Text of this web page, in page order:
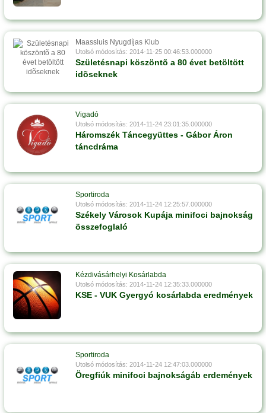
Maassluis Nyugdíjas Klub
Utolsó módosítás: 2014-11-25 00:46:53.000000
Születésnapi köszöntõ a 80 évet betöltött
idõseknek
Vigadó
Utolsó módosítás: 2014-11-24 23:01:35.000000
Háromszék Táncegyüttes - Gábor Áron
táncdráma
Sportiroda
Utolsó módosítás: 2014-11-24 12:25:57.000000
Székely Városok Kupája minifoci bajnokság
összefoglaló
Kézdivásárhelyi Kosárlabda
Utolsó módosítás: 2014-11-24 12:35:33.000000
KSE - VUK Gyergyó kosárlabda eredmények
Sportiroda
Utolsó módosítás: 2014-11-24 12:47:03.000000
Öregfiúk minifoci bajnokságáb erdemények